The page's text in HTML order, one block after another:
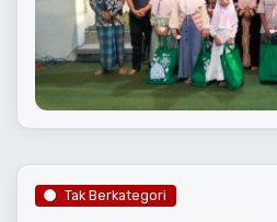
Tak Berkategori